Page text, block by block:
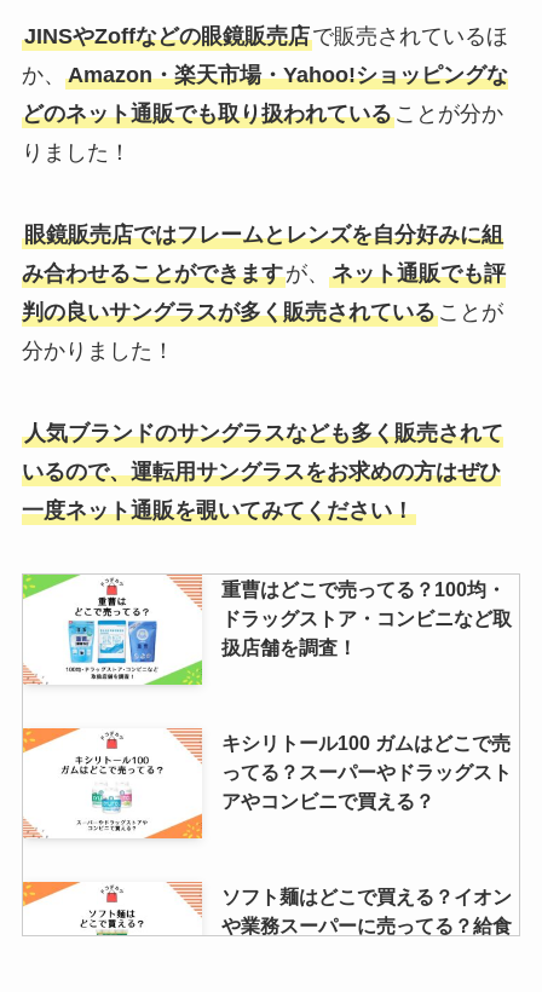
も売ってる？値段も調査！
アルファベットのオブジェを売っ
スレンダートーンが販売中止の理
由は事件があったから？現在はど
ファーストピアスはどこで買う？
医療用はドンキや薬局や楽天など
どこがいいの？
旭ポン酢はどこで買える？ドンキ
ホーテやスーパーで売ってる？取
扱店や値段を調査！
ナロンエースは製造中止？理由
は？amazonでは買える？ナロン
エースtとの違いも解説
JINSやZoffなどの眼鏡販売店で販売されているほ
か、 Amazon・楽天市場・Yahoo!ショッピングな
どのネット通販でも取り扱われていることが分か
りました！
眼鏡販売店ではフレームとレンズを自分好みに組
み合わせることができますが、 ネット通販でも評
判の良いサングラスが多く販売されていることが
分かりました！
人気ブランドのサングラスなども多く販売されて
いるので、運転用サングラスをお求めの方はぜひ
一度ネット通販を覗いてみてください！
重曹はどこで売ってる？100均・
ドラッグストア・コンビニなど取
扱店舗を調査！
キシリトール100 ガムはどこで売
ってる？スーパーやドラッグスト
アやコンビニで買える？
ソフト麺はどこで買える？イオン
や業務スーパーに売ってる？給食